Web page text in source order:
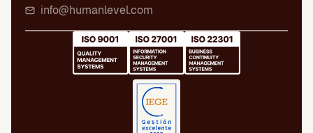
info@humanlevel.com